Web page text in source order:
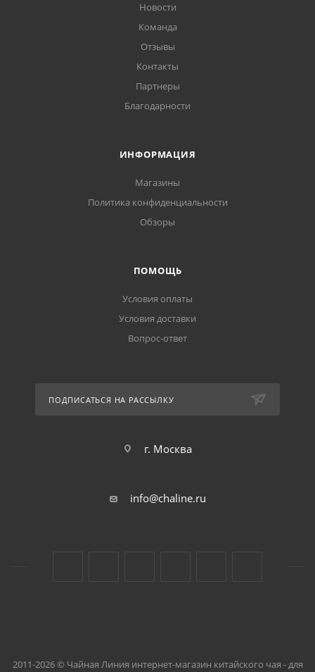
Новости
Команда
Отзывы
Контакты
Партнеры
Благодарности
ИНФОРМАЦИЯ
Магазины
Политика конфиденциальности
Обзоры
ПОМОЩЬ
Условия оплаты
Условия доставки
Вопрос-ответ
ПОДПИСАТЬСЯ НА РАССЫЛКУ
г. Москва
info@chaline.ru
2011-2026 © Чайная Линия интернет-магазин китайского чая - для